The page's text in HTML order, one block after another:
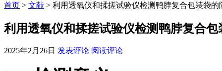
首页 > 文献 > 利用透氧仪和揉搓试验仪检测鸭脖复合包装袋的
利用透氧仪和揉搓试验仪检测鸭脖复合
2025年2月26日 发表评论 阅读评论